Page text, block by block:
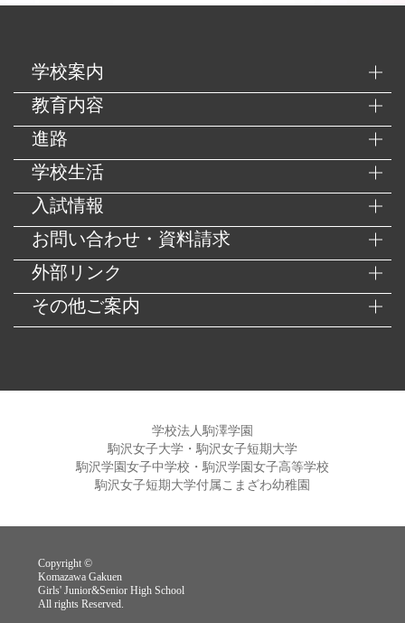
学校案内
教育内容
進路
学校生活
入試情報
お問い合わせ・資料請求
外部リンク
その他ご案内
学校法人駒澤学園
駒沢女子大学・駒沢女子短期大学
駒沢学園女子中学校・駒沢学園女子高等学校
駒沢女子短期大学付属こまざわ幼稚園
Copyright ©
Komazawa Gakuen
Girls' Junior&Senior High School
All rights Reserved.